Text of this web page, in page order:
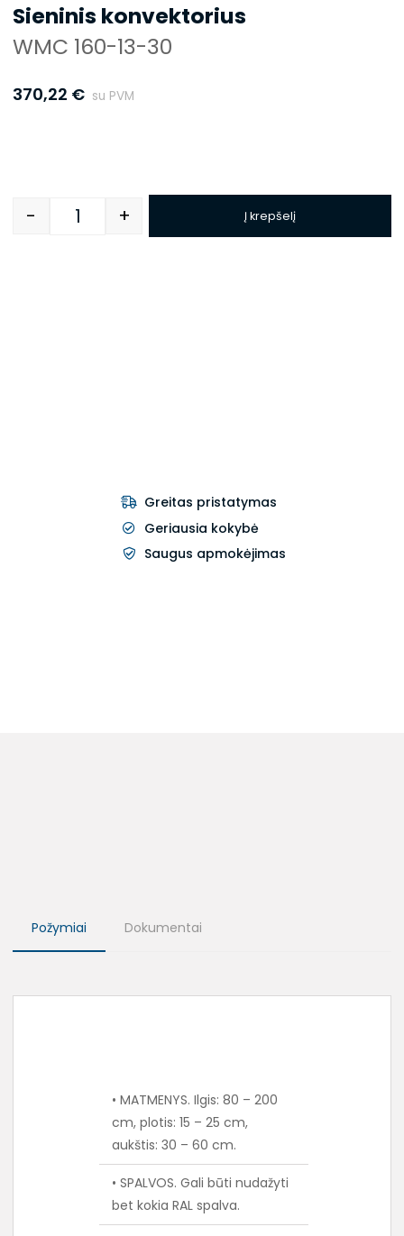
Sieninis konvektorius
WMC 160-13-30
370,22 € su PVM
Quantity
- + Į krepšelį
Greitas pristatymas
Geriausia kokybė
Saugus apmokėjimas
Požymiai Dokumentai
• MATMENYS. Ilgis: 80 – 200
cm, plotis: 15 – 25 cm,
aukštis: 30 – 60 cm.
• SPALVOS. Gali būti nudažyti
bet kokia RAL spalva.